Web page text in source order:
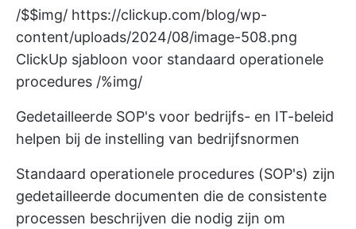
/$$img/ https://clickup.com/blog/wp-
content/uploads/2024/08/image-508.png
ClickUp sjabloon voor standaard operationele
procedures /%img/
Gedetailleerde SOP's voor bedrijfs- en IT-beleid
helpen bij de instelling van bedrijfsnormen
Standaard operationele procedures (SOP's) zijn
gedetailleerde documenten die de consistente
processen beschrijven die nodig zijn om